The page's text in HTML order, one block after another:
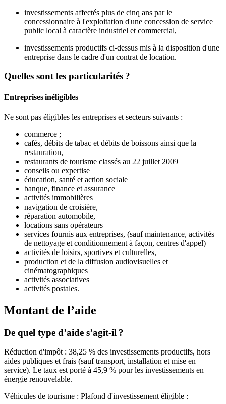
investissements affectés plus de cinq ans par le
concessionnaire à l'exploitation d'une concession de service
public local à caractère industriel et commercial,
investissements productifs ci-dessus mis à la disposition d'une
entreprise dans le cadre d'un contrat de location.
Quelles sont les particularités ?
Entreprises inéligibles
Ne sont pas éligibles les entreprises et secteurs suivants :
commerce ;
cafés, débits de tabac et débits de boissons ainsi que la
restauration,
restaurants de tourisme classés au 22 juillet 2009
conseils ou expertise
éducation, santé et action sociale
banque, finance et assurance
activités immobilières
navigation de croisière,
réparation automobile,
locations sans opérateurs
services fournis aux entreprises, (sauf maintenance, activités
de nettoyage et conditionnement à façon, centres d'appel)
activités de loisirs, sportives et culturelles,
production et de la diffusion audiovisuelles et
cinématographiques
activités associatives
activités postales.
Montant de l’aide
De quel type d’aide s’agit-il ?
Réduction d'impôt : 38,25 % des investissements productifs, hors
aides publiques et frais (sauf transport, installation et mise en
service). Le taux est porté à 45,9 % pour les investissements en
énergie renouvelable.
Véhicules de tourisme : Plafond d'investissement éligible :